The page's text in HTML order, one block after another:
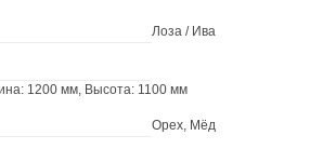
Лоза / Ива
1200 мм, Высота: 1100 мм
Орех, Мёд